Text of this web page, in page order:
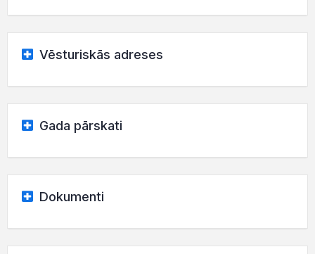
Vēsturiskās adreses
Gada pārskati
Dokumenti